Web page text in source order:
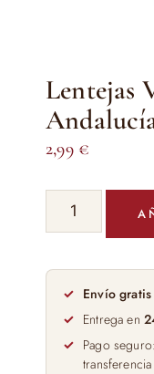
Lentejas
2,99 €
Lentejas
Verdinas
de
Andalucía
750gr
cantidad
Envío gratis
Entrega en
Pago
transferencia